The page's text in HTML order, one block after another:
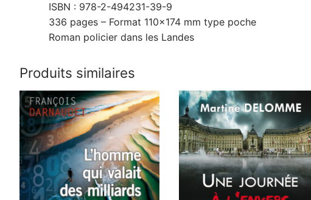
ISBN : 978-2-494231-39-9
336 pages – Format 110×174 mm type poche
Roman policier dans les Landes
Produits similaires